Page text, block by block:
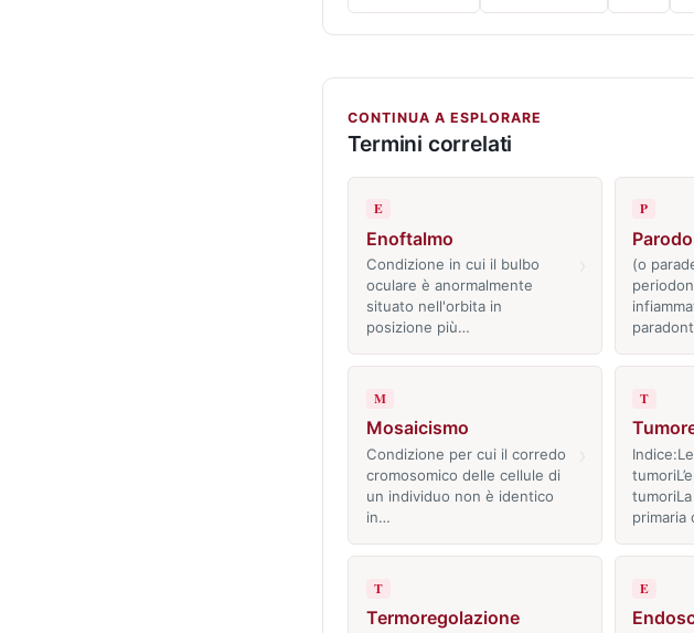
CONTINUA A ESPLORARE
Termini correlati
E
Enoftalmo
Condizione in cui il bulbo
oculare è anormalmente
situato nell'orbita in
posizione più…
P
(o
M
Mosaicismo
Condizione per cui il corredo
cromosomico delle cellule di
un individuo non è identico
in…
T
primaria
T
Termoregolazione
E